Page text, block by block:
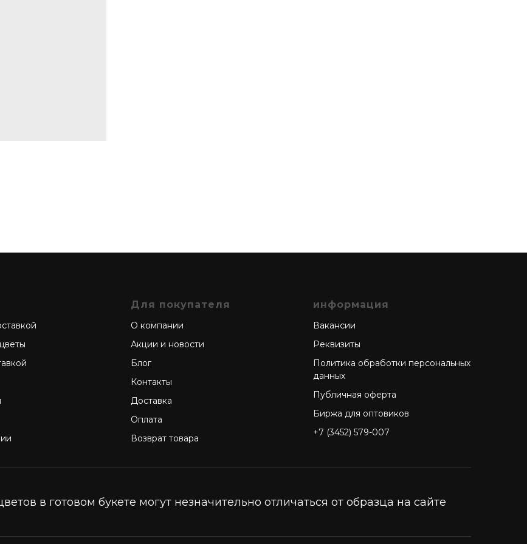
Для покупателя
О компании
Акции и новости
Блог
Контакты
Доставка
Оплата
Возврат товара
информация
Вакансии
Реквизиты
Политика обработки персональных
данных
Публичная оферта
Биржа для оптовиков
+7 (3452) 579-007
в готовом букете могут незначительно отличаться от образца на сайте